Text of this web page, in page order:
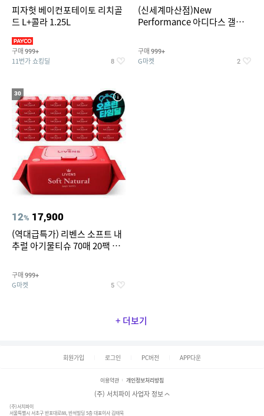
피자헛 베이컨포테이토 리치골
드 L+콜라 1.25L
구매 999+
11번가 쇼킹딜 8
(신세계마산점)New
Performance 아디다스 갤럭시
구매 999+
G마켓 2
30
12% 17,900
(역대급특가) 리벤스 소프트 내
추럴 아기물티슈 70매 20팩 캡
구매 999+
G마켓 5
+ 더보기
회원가입 로그인 PC버전 APP다운
이용약관 개인정보처리방침
(주) 서치파이 사업자 정보
(주)서치파이
서울특별시 서초구 반포대로88, 반석빌딩 5층 대표이사 김태묵